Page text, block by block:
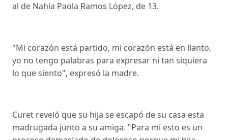
al de Nahia Paola Ramos López, de 13.
"Mi corazón está partido, mi corazón está en llanto,
yo no tengo palabras para expresar ni tan siquiera
lo que siento", expresó la madre.
Curet reveló que su hija se escapó de su casa esta
madrugada junto a su amiga. "Para mi esto es un